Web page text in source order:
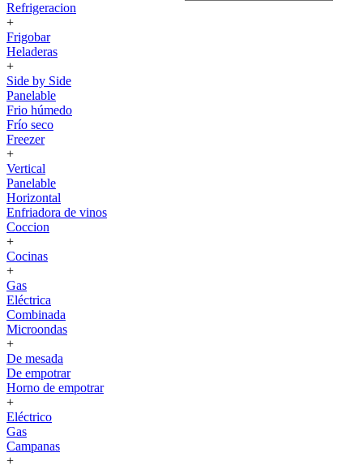
Refrigeracion
+
Frigobar
Heladeras
+
Side by Side
Panelable
Frio húmedo
Frío seco
Freezer
+
Vertical
Panelable
Horizontal
Enfriadora de vinos
Coccion
+
Cocinas
+
Gas
Eléctrica
Combinada
Microondas
+
De mesada
De empotrar
Horno de empotrar
+
Eléctrico
Gas
Campanas
+